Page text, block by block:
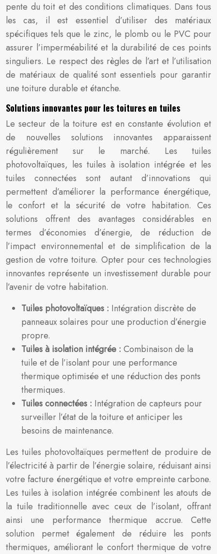
pente du toit et des conditions climatiques. Dans tous
les cas, il est essentiel d’utiliser des matériaux
spécifiques tels que le zinc, le plomb ou le PVC pour
assurer l’imperméabilité et la durabilité de ces points
singuliers. Le respect des règles de l’art et l’utilisation
de matériaux de qualité sont essentiels pour garantir
une toiture durable et étanche.
Solutions innovantes pour les toitures en tuiles
Le secteur de la toiture est en constante évolution et
de nouvelles solutions innovantes apparaissent
régulièrement sur le marché. Les tuiles
photovoltaïques, les tuiles à isolation intégrée et les
tuiles connectées sont autant d’innovations qui
permettent d’améliorer la performance énergétique,
le confort et la sécurité de votre habitation. Ces
solutions offrent des avantages considérables en
termes d’économies d’énergie, de réduction de
l’impact environnemental et de simplification de la
gestion de votre toiture. Opter pour ces technologies
innovantes représente un investissement durable pour
l’avenir de votre habitation.
Tuiles photovoltaïques : Intégration discrète de
panneaux solaires pour une production d’énergie
propre.
Tuiles à isolation intégrée : Combinaison de la
tuile et de l’isolant pour une performance
thermique optimisée et une réduction des ponts
thermiques.
Tuiles connectées : Intégration de capteurs pour
surveiller l’état de la toiture et anticiper les
besoins de maintenance.
Les tuiles photovoltaïques permettent de produire de
l’électricité à partir de l’énergie solaire, réduisant ainsi
votre facture énergétique et votre empreinte carbone.
Les tuiles à isolation intégrée combinent les atouts de
la tuile traditionnelle avec ceux de l’isolant, offrant
ainsi une performance thermique accrue. Cette
solution permet également de réduire les ponts
thermiques, améliorant le confort thermique de votre